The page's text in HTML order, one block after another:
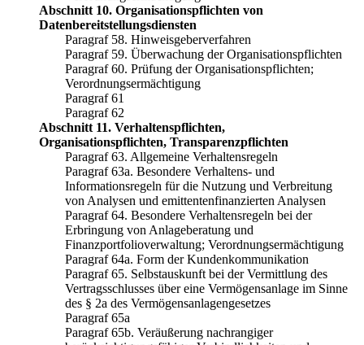
Abschnitt 10. Organisationspflichten von
Datenbereitstellungsdiensten
Paragraf 58. Hinweisgeberverfahren
Paragraf 59. Überwachung der Organisationspflichten
Paragraf 60. Prüfung der Organisationspflichten;
Verordnungsermächtigung
Paragraf 61
Paragraf 62
Abschnitt 11. Verhaltenspflichten,
Organisationspflichten, Transparenzpflichten
Paragraf 63. Allgemeine Verhaltensregeln
Paragraf 63a. Besondere Verhaltens- und
Informationsregeln für die Nutzung und Verbreitung
von Analysen und emittentenfinanzierten Analysen
Paragraf 64. Besondere Verhaltensregeln bei der
Erbringung von Anlageberatung und
Finanzportfolioverwaltung; Verordnungsermächtigung
Paragraf 64a. Form der Kundenkommunikation
Paragraf 65. Selbstauskunft bei der Vermittlung des
Vertragsschlusses über eine Vermögensanlage im Sinne
des § 2a des Vermögensanlagengesetzes
Paragraf 65a
Paragraf 65b. Veräußerung nachrangiger